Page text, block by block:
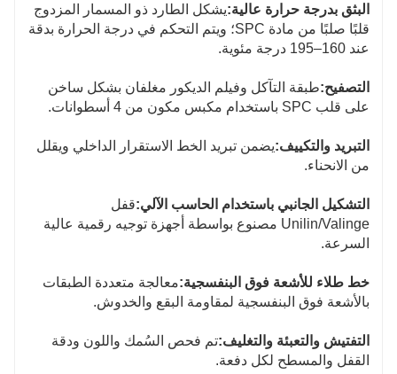
البثق بدرجة حرارة عالية:يشكل الطارد ذو المسمار المزدوج
قلبًا صلبًا من مادة SPC؛ ويتم التحكم في درجة الحرارة بدقة
عند 160–195 درجة مئوية.
التصفيح:طبقة التآكل وفيلم الديكور مغلفان بشكل ساخن
على قلب SPC باستخدام مكبس مكون من 4 أسطوانات.
التبريد والتكييف:يضمن تبريد الخط الاستقرار الداخلي ويقلل
من الانحناء.
التشكيل الجانبي باستخدام الحاسب الآلي:قفل
Unilin/Valinge مصنوع بواسطة أجهزة توجيه رقمية عالية
السرعة.
خط طلاء للأشعة فوق البنفسجية:معالجة متعددة الطبقات
بالأشعة فوق البنفسجية لمقاومة البقع والخدوش.
التفتيش والتعبئة والتغليف:تم فحص السُمك واللون ودقة
القفل والمسطح لكل دفعة.